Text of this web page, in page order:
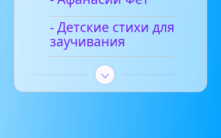
- Детские стихи для
заучивания